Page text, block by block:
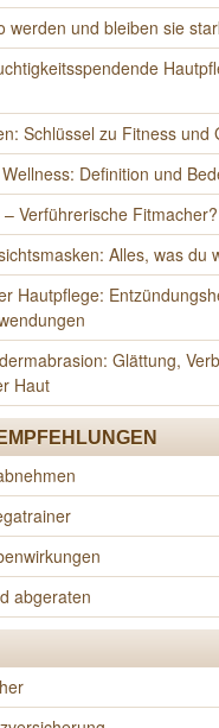
werden und bleiben sie
Schlüssel zu Fitness und
Definition und
Verführerische Fitmacher?
Alles, was du
Hautpflege:
Glättung,
Haut
abgeraten